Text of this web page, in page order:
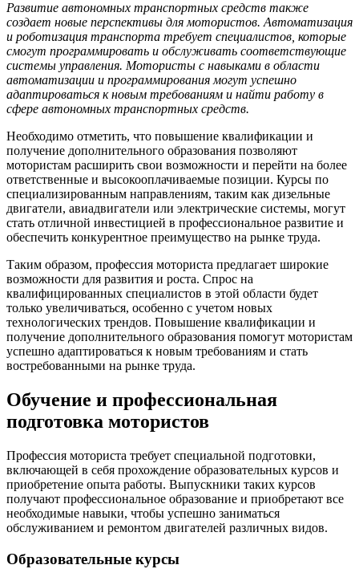
Развитие автономных транспортных средств также
создает новые перспективы для мотористов. Автоматизация
и роботизация транспорта требует специалистов, которые
смогут программировать и обслуживать соответствующие
системы управления. Мотористы с навыками в области
автоматизации и программирования могут успешно
адаптироваться к новым требованиям и найти работу в
сфере автономных транспортных средств.
Необходимо отметить, что повышение квалификации и
получение дополнительного образования позволяют
мотористам расширить свои возможности и перейти на более
ответственные и высокооплачиваемые позиции. Курсы по
специализированным направлениям, таким как дизельные
двигатели, авиадвигатели или электрические системы, могут
стать отличной инвестицией в профессиональное развитие и
обеспечить конкурентное преимущество на рынке труда.
Таким образом, профессия моториста предлагает широкие
возможности для развития и роста. Спрос на
квалифицированных специалистов в этой области будет
только увеличиваться, особенно с учетом новых
технологических трендов. Повышение квалификации и
получение дополнительного образования помогут мотористам
успешно адаптироваться к новым требованиям и стать
востребованными на рынке труда.
Обучение и профессиональная
подготовка мотористов
Профессия моториста требует специальной подготовки,
включающей в себя прохождение образовательных курсов и
приобретение опыта работы. Выпускники таких курсов
получают профессиональное образование и приобретают все
необходимые навыки, чтобы успешно заниматься
обслуживанием и ремонтом двигателей различных видов.
Образовательные курсы